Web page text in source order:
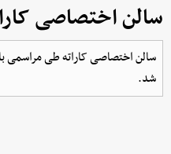
سالن اختصاصی
سالن اختصاصی کاراته طی مراسمی
شد.